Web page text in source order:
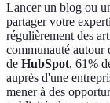
Lancer un blog ou
partager votre
régulièrement des
communauté autour
de HubSpot, 61%
auprès d'une
mener à des